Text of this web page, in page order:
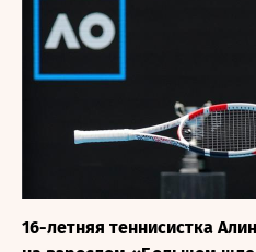
16-летняя теннисистка